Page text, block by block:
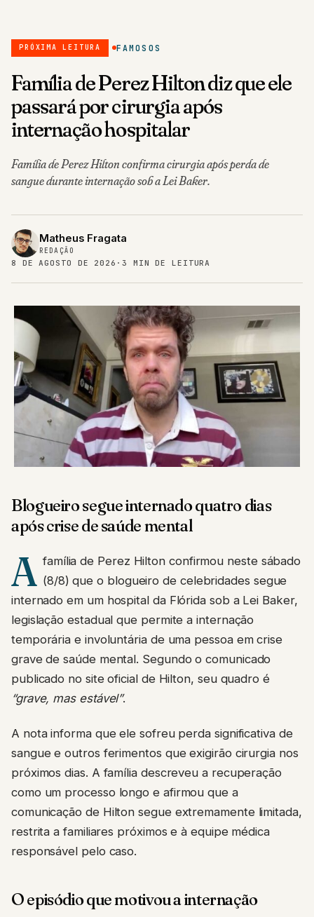
PRÓXIMA LEITURA FAMOSOS
Família de Perez Hilton diz que ele
passará por cirurgia após
internação hospitalar
Família de Perez Hilton confirma cirurgia após perda de
sangue durante internação sob a Lei Baker.
Matheus Fragata
REDAÇÃO
8 DE AGOSTO DE 2026 · 3 MIN DE LEITURA
Blogueiro segue internado quatro dias
após crise de saúde mental
A família de Perez Hilton confirmou neste sábado
(8/8) que o blogueiro de celebridades segue
internado em um hospital da Flórida sob a Lei Baker,
legislação estadual que permite a internação
temporária e involuntária de uma pessoa em crise
grave de saúde mental. Segundo o comunicado
publicado no site oficial de Hilton, seu quadro é
“grave, mas estável”.
A nota informa que ele sofreu perda significativa de
sangue e outros ferimentos que exigirão cirurgia nos
próximos dias. A família descreveu a recuperação
como um processo longo e afirmou que a
comunicação de Hilton segue extremamente limitada,
restrita a familiares próximos e à equipe médica
responsável pelo caso.
O episódio que motivou a internação